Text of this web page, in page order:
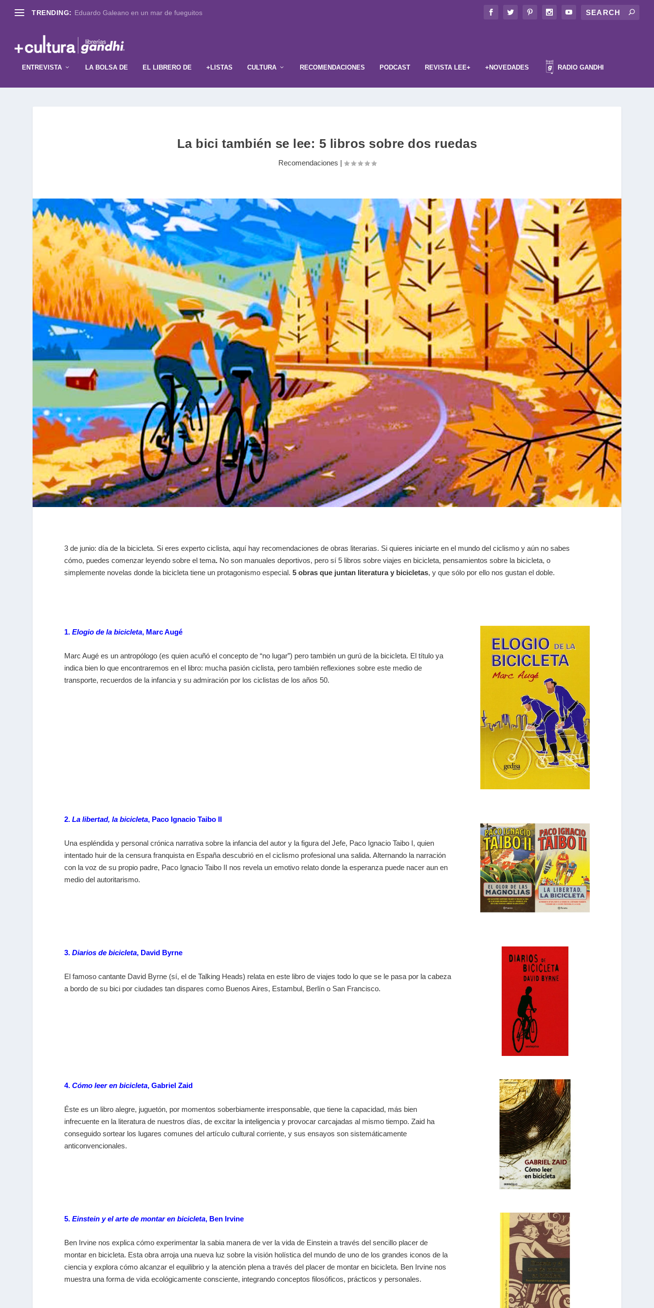
TRENDING: Eduardo Galeano en un mar de fueguitos
ENTREVISTA LA BOLSA DE EL LIBRERO DE +LISTAS CULTURA RECOMENDACIONES PODCAST REVISTA LEE+ +NOVEDADES RADIO GANDHI
La bici también se lee: 5 libros sobre dos ruedas
Recomendaciones |
3 de junio: día de la bicicleta. Si eres experto ciclista, aquí hay recomendaciones de obras literarias. Si quieres iniciarte en el mundo del ciclismo y aún no sabes
cómo, puedes comenzar leyendo sobre el tema. No son manuales deportivos, pero sí 5 libros sobre viajes en bicicleta, pensamientos sobre la bicicleta, o
simplemente novelas donde la bicicleta tiene un protagonismo especial. 5 obras que juntan literatura y bicicletas, y que sólo por ello nos gustan el doble.
1. Elogio de la bicicleta, Marc Augé
Marc Augé es un antropólogo (es quien acuñó el concepto de “no lugar”) pero también un gurú de la bicicleta. El título ya
indica bien lo que encontraremos en el libro: mucha pasión ciclista, pero también reflexiones sobre este medio de
transporte, recuerdos de la infancia y su admiración por los ciclistas de los años 50.
2. La libertad, la bicicleta, Paco Ignacio Taibo II
Una espléndida y personal crónica narrativa sobre la infancia del autor y la figura del Jefe, Paco Ignacio Taibo I, quien
intentado huir de la censura franquista en España descubrió en el ciclismo profesional una salida. Alternando la narración
con la voz de su propio padre, Paco Ignacio Taibo II nos revela un emotivo relato donde la esperanza puede nacer aun en
medio del autoritarismo.
3. Diarios de bicicleta, David Byrne
El famoso cantante David Byrne (sí, el de Talking Heads) relata en este libro de viajes todo lo que se le pasa por la cabeza
a bordo de su bici por ciudades tan dispares como Buenos Aires, Estambul, Berlín o San Francisco.
4. Cómo leer en bicicleta, Gabriel Zaid
Éste es un libro alegre, juguetón, por momentos soberbiamente irresponsable, que tiene la capacidad, más bien
infrecuente en la literatura de nuestros días, de excitar la inteligencia y provocar carcajadas al mismo tiempo. Zaid ha
conseguido sortear los lugares comunes del artículo cultural corriente, y sus ensayos son sistemáticamente
anticonvencionales.
5. Einstein y el arte de montar en bicicleta, Ben Irvine
Ben Irvine nos explica cómo experimentar la sabia manera de ver la vida de Einstein a través del sencillo placer de
montar en bicicleta. Esta obra arroja una nueva luz sobre la visión holística del mundo de uno de los grandes iconos de la
ciencia y explora cómo alcanzar el equilibrio y la atención plena a través del placer de montar en bicicleta. Ben Irvine nos
muestra una forma de vida ecológicamente consciente, integrando conceptos filosóficos, prácticos y personales.